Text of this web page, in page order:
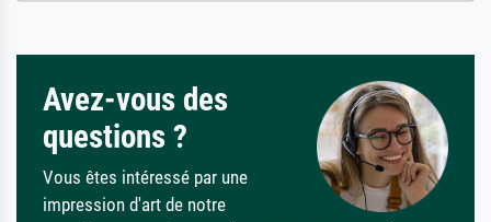
Avez-vous des
questions ?
Vous êtes intéressé par une
impression d'art de notre